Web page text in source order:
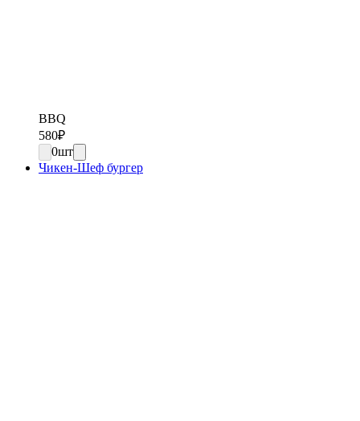
BBQ
580₽
0шт
Чикен-Шеф бургер